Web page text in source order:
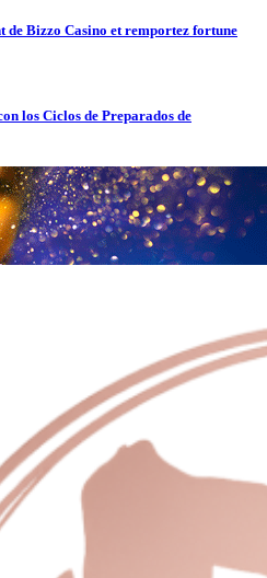
de Bizzo Casino et remportez fortune
los Ciclos de Preparados de